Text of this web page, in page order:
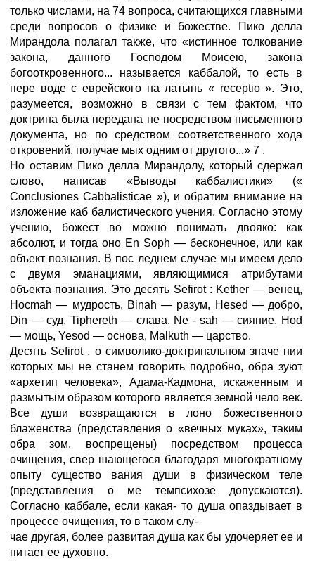
только числами, на 74 вопроса, считающихся главными
среди вопросов о физике и божестве. Пико делла
Мирандола полагал также, что «истинное толкование
закона, данного Господом Моисею, закона
богооткровенного... называется каббалой, то есть в
пере воде с еврейского на латынь « receptio ». Это,
разумеется, возможно в связи с тем фактом, что
доктрина была передана не посредством письменного
документа, но по средством соответственного хода
откровений, получае мых одним от другого...» 7 .
Но оставим Пико делла Мирандолу, который сдержал
слово, написав «Выводы каббалистики» («
Conclusiones Cabbalisticae »), и обратим внимание на
изложение каб балистического учения. Согласно этому
учению, божест во можно понимать двояко: как
абсолют, и тогда оно En Soph — бесконечное, или как
объект познания. В пос леднем случае мы имеем дело
с двумя эманациями, являющимися атрибутами
объекта познания. Это десять Sefirot : Kether — венец,
Hocmah — мудрость, Binah — разум, Hesed — добро,
Din — суд, Tiphereth — слава, Ne - sah — сияние, Hod
— мощь, Yesod — основа, Malkuth — царство.
Десять Sefirot , о символико-доктринальном значе нии
которых мы не станем говорить подробно, обра зуют
«архетип человека», Адама-Кадмона, искаженным и
размытым образом которого является земной чело век.
Все души возвращаются в лоно божественного
блаженства (представления о «вечных муках», таким
обра зом, воспрещены) посредством процесса
очищения, свер шающегося благодаря многократному
опыту существо вания души в физическом теле
(представления о ме темпсихозе допускаются).
Согласно каббале, если какая- то душа опаздывает в
процессе очищения, то в таком слу-
чае другая, более развитая душа как бы удочеряет ее и
питает ее духовно.